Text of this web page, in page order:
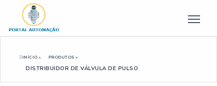
INÍCIO » PRODUTOS »
DISTRIBUIDOR DE VÁLVULA DE PULSO